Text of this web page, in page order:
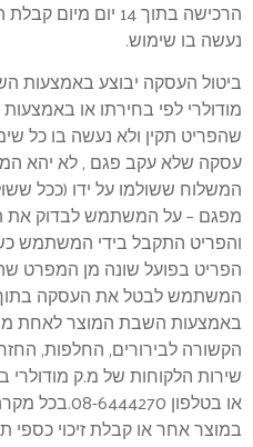
הרכישה בתוך 14
נעשה בו שימוש.
ביטול העסקה יבוצע באמצעות
מודולרי לפי בחירתו או
שהפריט תקין ולא נעשה בו כל
עסקה שלא עקב פגם , לא יהא
המשלוח ששולמו על ידו (ככל
מפגם – על המשתמש לבדוק את
והפריט התקבל בידי המשתמש
הפריט בפועל שונה מן המפרט
באמצעות השבת המוצר לאחת
הקשורה לבירורים, החלפות,
או בטלפון
במוצר אחר או קבלת זיכוי